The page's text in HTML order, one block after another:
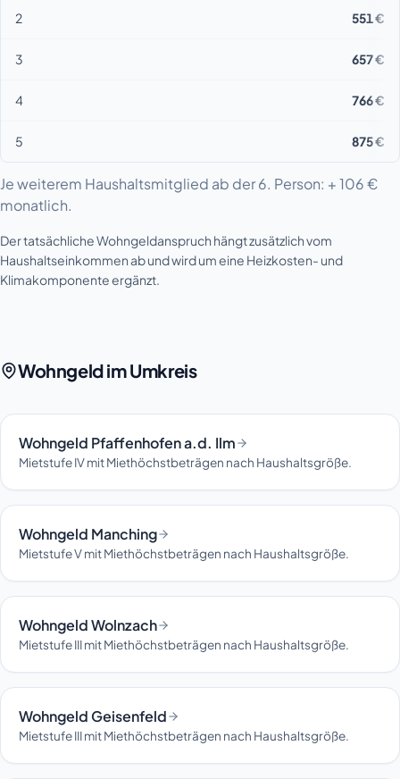
2 551 €
3 657 €
4 766 €
5 875 €
Je weiterem Haushaltsmitglied ab der 6. Person: + 106 €
monatlich.
Der tatsächliche Wohngeldanspruch hängt zusätzlich vom
Haushaltseinkommen ab und wird um eine Heizkosten- und
Klimakomponente ergänzt.
Wohngeld im Umkreis
Wohngeld Pfaffenhofen a.d. Ilm
Mietstufe IV mit Miethöchstbeträgen nach Haushaltsgröße.
Wohngeld Manching
Mietstufe V mit Miethöchstbeträgen nach Haushaltsgröße.
Wohngeld Wolnzach
Mietstufe III mit Miethöchstbeträgen nach Haushaltsgröße.
Wohngeld Geisenfeld
Mietstufe III mit Miethöchstbeträgen nach Haushaltsgröße.